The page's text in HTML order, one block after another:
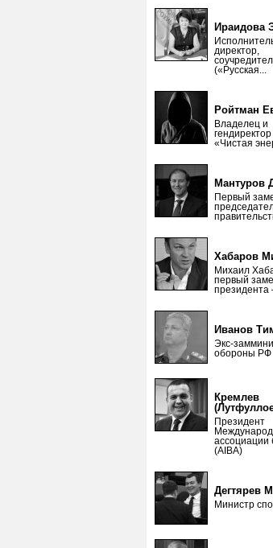
Ираидова
директор,
(«Русская...
Ройтман
Владелец и
«Чистая
Мантуров
Первый
Хабаров
Михаил
первый
президента
Иванов
Экс-
обороны РФ
Кремлев
Президент
ассоциации
(AIBA)
Дегтярев
Министр